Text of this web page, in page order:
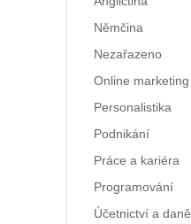
Němčina
Nezařazeno
Online marketing
Personalistika
Podnikání
Práce a kariéra
Programování
Účetnictví a daně